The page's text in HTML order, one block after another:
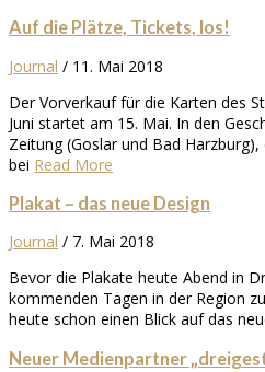
Auf die Plätze, Tickets, los!
Journal / 11. Mai 2018
Der Vorverkauf für die Karten des
Juni startet am 15. Mai. In den
Zeitung (Goslar und Bad
bei Read More
Plakat – das neue Design
Journal / 7. Mai 2018
Bevor die Plakate heute Abend in
kommenden Tagen in der Region
heute schon einen Blick auf das
Neuer Medienpartner